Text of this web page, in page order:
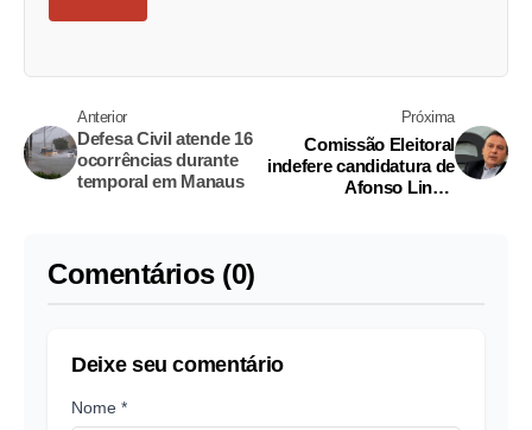
Anterior
Defesa Civil atende 16
ocorrências durante
temporal em Manaus
Próxima
Comissão Eleitoral
indefere candidatura de
Afonso Lins à
Comentários (0)
Deixe seu comentário
Nome *